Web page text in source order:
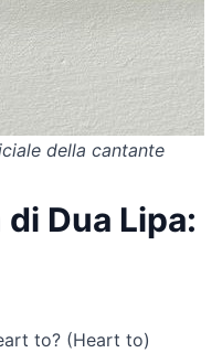
della cantante
Dua Lipa:
to? (Heart to)